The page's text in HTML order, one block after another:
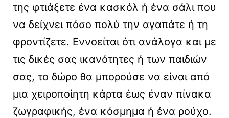
της φτιάξετε ένα κασκόλ ή ένα σάλι που
να δείχνει πόσο πολύ την αγαπάτε ή τη
φροντίζετε. Εννοείται ότι ανάλογα και με
τις δικές σας ικανότητες ή των παιδιών
σας, το δώρο θα μπορούσε να είναι από
μια χειροποίητη κάρτα έως έναν πίνακα
ζωγραφικής, ένα κόσμημα ή ένα ρούχο.